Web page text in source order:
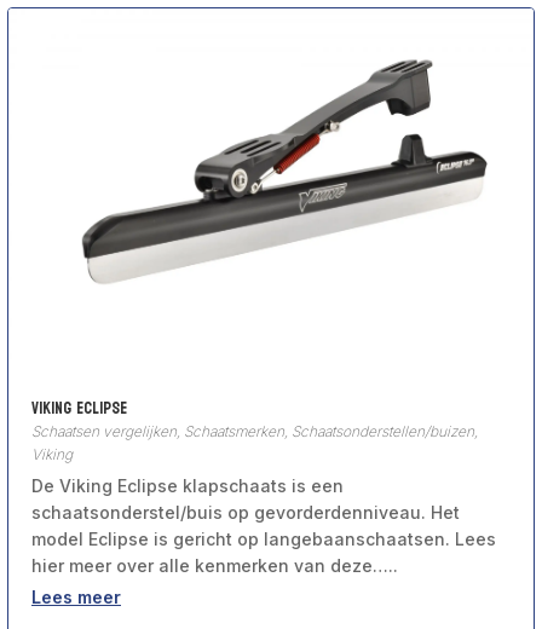
Viking Eclipse
Schaatsen vergelijken Schaatsmerken Schaatsonderstellen/buizen
Viking
De Viking Eclipse klapschaats is een
schaatsonderstel/buis op gevorderdenniveau. Het
model Eclipse is gericht op langebaanschaatsen. Lees
hier meer over alle kenmerken van deze…..
Lees meer